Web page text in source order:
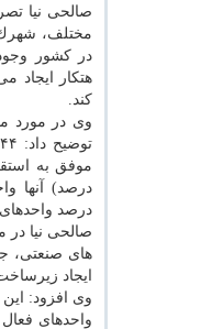
صالحی نیا
هتكار ایجاد
كند.
وی در مورد
درصد
های صنعتی،
ایجاد